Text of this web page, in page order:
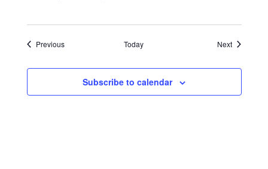
PreviousEvents Today NextEvents
Subscribe to calendar